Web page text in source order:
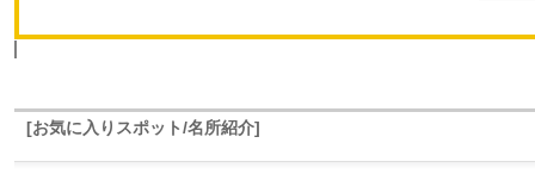
[お気に入りスポット/名所紹介]